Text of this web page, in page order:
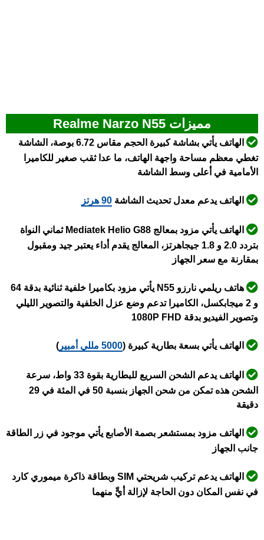
مميزات Realme Narzo N55
الهاتف يأتي بشاشة كبيرة الحجم مقاس 6.72 بوصة، الشاشة
تغطي معظم مساحة واجهة الهاتف، ما عدا ثقب صغير للكاميرا
الأمامية في أعلى وسط الشاشة
الهاتف يدعم معدل تحديث الشاشة 90 هرتز
الهاتف يأتي مزود بمعالج Mediatek Helio G88
ثماني النواة
بتردد 2.0 و 1.8 جيجاهرتز، المعالج يقدم أداء يعتبر جيد ومقبول
بمقارنة مع سعر الجهاز
هاتف ريلمي نارزو N55 يأتي مزود بكاميرا خلفية ثنائية بدقة 64
و 2 ميجابكسل، الكاميرا تدعم وضع عزل الخلفية والتصوير الليلي
وتصوير الفيديو بدقة 1080P FHD
الهاتف يأتي بسعة بطارية كبيرة (5000 مللي أمبير )
الهاتف يدعم الشحن السريع للبطارية بقوة 33 واط، سرعة
الشحن هذه تمكن من شحن الجهاز بنسبة 50 في المئة في 29
دقيقة
الهاتف مزود بمستشعر بصمة الأصابع يأتي موجود في زر الطاقة
جانب الجهاز
الهاتف يدعم تركيب شريحتي SIM وبطاقة ذاكرة ميموري كارد
في نفس المكان دون الحاجة لإزالة أيٍّ منهما